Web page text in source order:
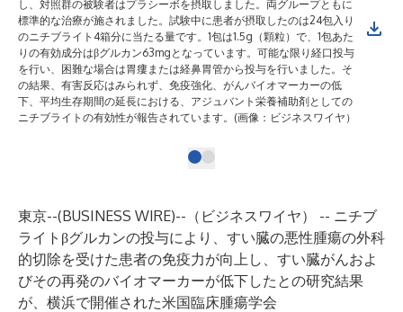
し、対照群の被験者はプラシーボを摂取しました。両グループともに
標準的な治療が施されました。試験中に患者が摂取したのは24包入り
のニチブライト4箱分に当たる量です。1包は1.5g（顆粒）で、1包あた
りの有効成分はβグルカン63mgとなっています。可能な限り経口投与
を行い、困難な場合は胃瘻または経鼻胃管から投与を行いました。そ
の結果、有害反応はみられず、免疫強化、がんバイオマーカーの低
下、平均生存期間の延長における、アジュバント栄養補助剤としての
ニチブライトの有効性が報告されています。(画像：ビジネスワイヤ）
東京--(BUSINESS WIRE)-- （ビジネスワイヤ） -- ニチブ
ライトβグルカンの投与により、すい臓の悪性腫瘍の外科
的切除を受けた患者の免疫力が向上し、すい臓がんおよ
びその再発のバイオマーカーが低下したとの研究結果
が、 横浜で開催された米国臨床腫瘍学会